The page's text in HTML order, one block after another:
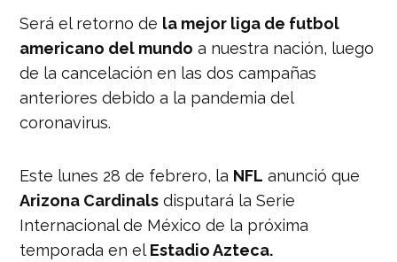
Será el retorno de la mejor liga de futbol
americano del mundo a nuestra nación, luego
de la cancelación en las dos campañas
anteriores debido a la pandemia del
coronavirus.
Este lunes 28 de febrero, la NFL anunció que
Arizona Cardinals disputará la Serie
Internacional de México de la próxima
temporada en el Estadio Azteca.